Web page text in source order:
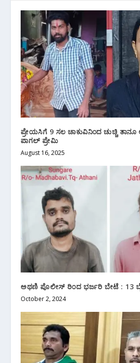
ಪ್ರೇಯಸಿಗೆ 9 ಸಲ ಚಾಕುವಿನಿಂದ ಚುಚ್ಚಿ ತಾನೂ
ಪಾಗಲ್ ಪ್ರೇಮಿ
August 16, 2025
ಅಥಣಿ ಪೊಲೀಸ್ ರಿಂದ ಭರ್ಜರಿ ಬೇಟೆ : 13
October 2, 2024